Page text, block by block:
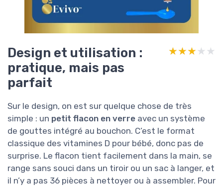
Design et utilisation :
pratique, mais pas
parfait
★★★★★
★★★★★
Sur le design, on est sur quelque chose de très
simple : un petit flacon en verre avec un système
de gouttes intégré au bouchon. C’est le format
classique des vitamines D pour bébé, donc pas de
surprise. Le flacon tient facilement dans la main, se
range sans souci dans un tiroir ou un sac à langer, et
il n’y a pas 36 pièces à nettoyer ou à assembler. Pour